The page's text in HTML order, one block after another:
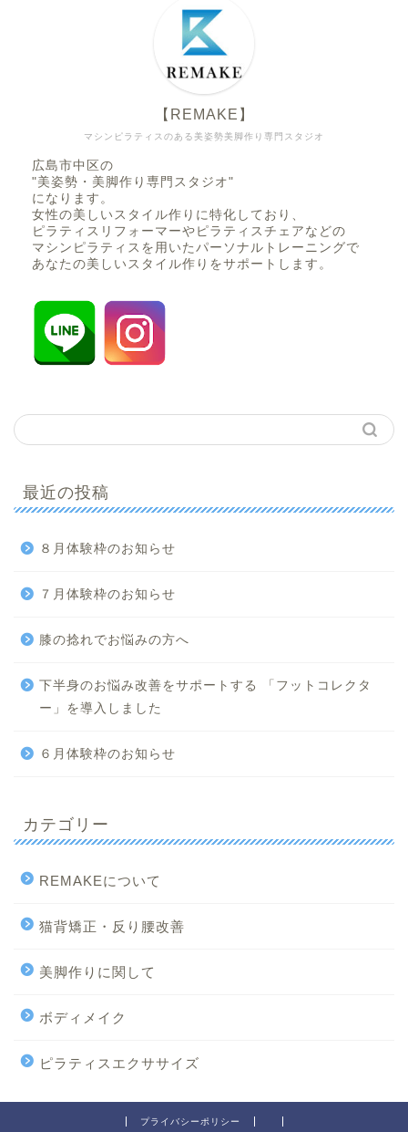
マシンピラティスのある美姿勢美脚作り専門スタジオ
【REMAKE】
広島市中区の
"美姿勢・美脚作り専門スタジオ"
になります。
女性の美しいスタイル作りに特化しており、
ピラティスリフォーマーやピラティスチェアなどの
マシンピラティスを用いたパーソナルトレーニングで
あなたの美しいスタイル作りをサポートします。
最近の投稿
８月体験枠のお知らせ
７月体験枠のお知らせ
膝の捻れでお悩みの方へ
下半身のお悩み改善をサポートする 「フットコレクタ
ー」を導入しました
６月体験枠のお知らせ
カテゴリー
REMAKEについて
猫背矯正・反り腰改善
美脚作りに関して
ボディメイク
ピラティスエクササイズ
プライバシーポリシー